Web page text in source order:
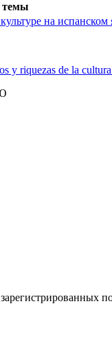
темы
на испанском
y riquezas de la